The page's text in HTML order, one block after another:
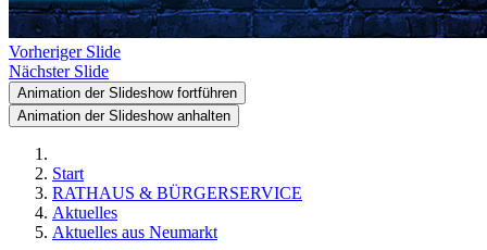
Vorheriger Slide
Nächster Slide
Animation der Slideshow fortführen
Animation der Slideshow anhalten
Start
RATHAUS & BÜRGERSERVICE
Aktuelles
Aktuelles aus Neumarkt